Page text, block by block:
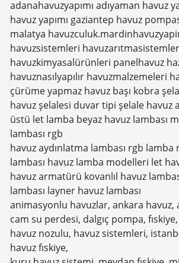
adanahavuzyapımı adıyaman havuz
havuz yapımı gaziantep havuz
malatya
havuzsistemleri
havuzkimyasalürünleri panelhavuz
havuznasılyapılır havuzmalzemeleri
çürüme yapmaz havuz başı kobra
havuz şelalesi duvar tipi şelale havuz
üstü let lamba beyaz havuz lambası
lambası rgb
havuz aydınlatma lambası rgb lamba
lambası havuz lamba modelleri let
havuz armatürü kovanlıl havuz
lambası layner havuz lambası
animasyonlu havuzlar, ankara havuz,
cam su perdesi, dalgıç pompa,
havuz nozulu, havuz sistemleri,
havuz fıskiye,